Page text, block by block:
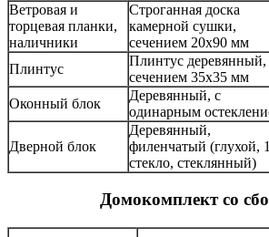
Ветровая и
торцевая планки,
наличники
Строганная доска
камерной сушки,
сечением 20х90 мм
Плинтус
Плинтус деревянный,
сечением 35х35 мм
Оконный блок
Деревянный, с
одинарным
Дверной блок
Деревянный,
филенчатый (глухой,
стекло, стеклянный)
Домокомплект со